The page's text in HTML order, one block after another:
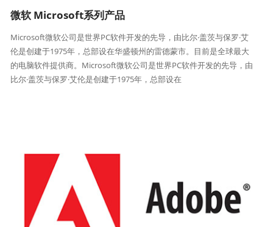
微软 Microsoft系列产品
Microsoft微软公司是世界PC软件开发的先导，由比尔·盖茨与保罗·艾
伦是创建于1975年，总部设在华盛顿州的雷德蒙市。目前是全球最大
的电脑软件提供商。Microsoft微软公司是世界PC软件开发的先导，由
比尔·盖茨与保罗·艾伦是创建于1975年，总部设在